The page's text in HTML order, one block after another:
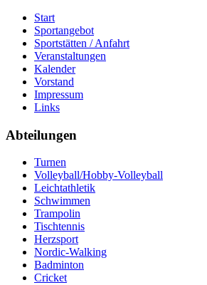
Start
Sportangebot
Sportstätten / Anfahrt
Veranstaltungen
Kalender
Vorstand
Impressum
Links
Abteilungen
Turnen
Volleyball/Hobby-Volleyball
Leichtathletik
Schwimmen
Trampolin
Tischtennis
Herzsport
Nordic-Walking
Badminton
Cricket